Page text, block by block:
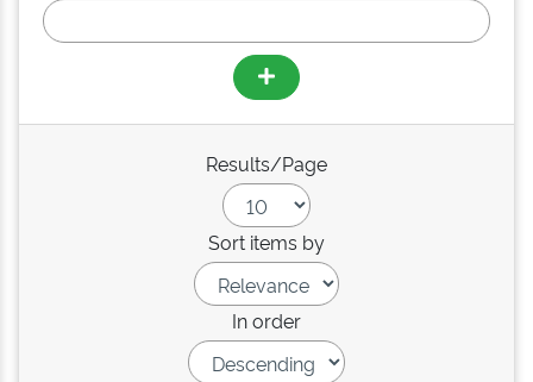
Results/Page
Sort items by
In order